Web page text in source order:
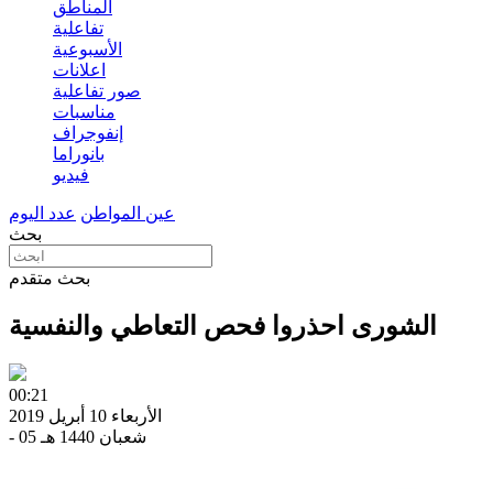
المناطق
تفاعلية
الأسبوعية
اعلانات
صور تفاعلية
مناسبات
إنفوجراف
بانوراما
فيديو
عين المواطن عدد اليوم
بحث
بحث متقدم
الشورى احذروا فحص التعاطي والنفسية
00:21
الأربعاء 10 أبريل 2019
- 05 شعبان 1440 هـ